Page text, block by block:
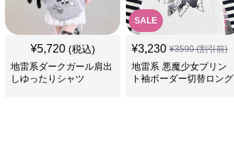
¥5,720 (税込)
地雷系ダークガール肩出
しゆったりシャツ
SALE
¥3,230 ¥3590(割引前)
地雷系 悪魔少女プリン
ト袖ボーダー切替ロング